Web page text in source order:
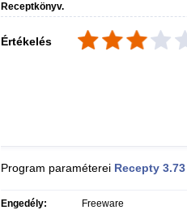
Receptkönyv.
Értékelés
Program paraméterei Recepty 3.73
Engedély: Freeware